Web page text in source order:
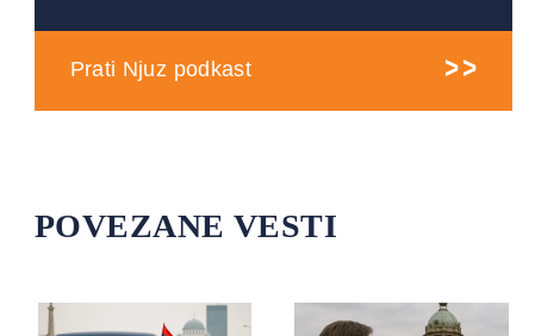
Prati Njuz podkast
POVEZANE VESTI